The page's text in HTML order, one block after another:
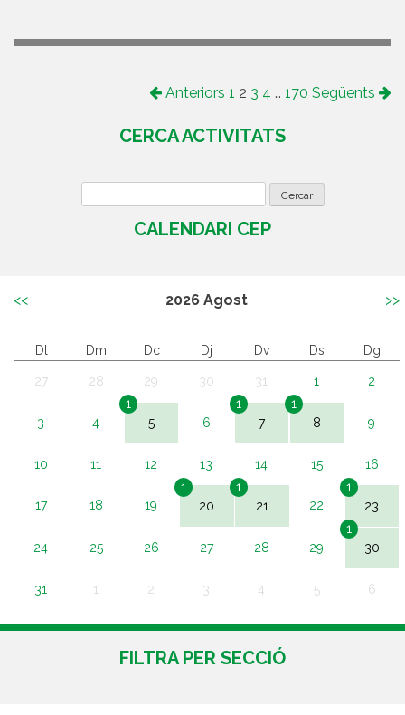
Anteriors 1 2 3 4 … 170 Següents
CERCA ACTIVITATS
CALENDARI CEP
<< 2026 Agost >>
Dl Dm Dc Dj Dv Ds Dg
27 28 29 30 31 1 2
3 4 5
1
6
7
1
8
1
9
10 11 12 13 14 15 16
17 18 19 20
1
21
1
22
23
1
24 25 26 27 28 29 30
1
31 1 2 3 4 5 6
FILTRA PER SECCIÓ